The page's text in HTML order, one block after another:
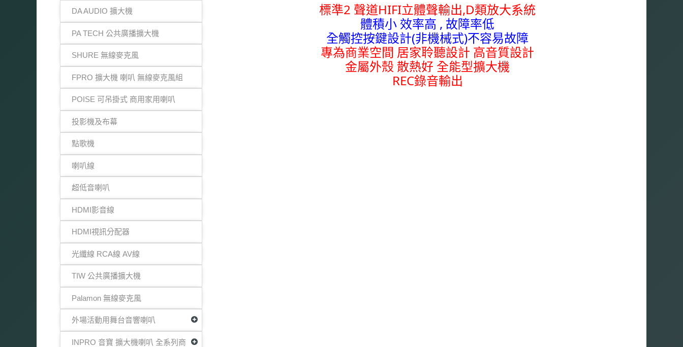
DA AUDIO 擴大機
PA TECH 公共廣播擴大機
SHURE 無線麥克風
FPRO 擴大機 喇叭 無線麥克風組
POISE 可吊掛式 商用家用喇叭
投影機及布幕
點歌機
喇叭線
超低音喇叭
HDMI影音線
HDMI視訊分配器
光纖線 RCA線 AV線
TIW 公共廣播擴大機
Palamon 無線麥克風
外場活動用舞台音響喇叭
INPRO 音寶 擴大機喇叭 全系列商
標準2 聲道HIFI立體聲輸出,D類放大系統
體積小 效率高 , 故障率低
全觸控按鍵設計(非機械式)不容易故障
專為商業空間 居家聆聽設計 高音質設計
金屬外殼 散熱好 全能型擴大機
REC錄音輸出